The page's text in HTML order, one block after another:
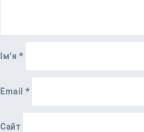
Ім'я *
Email *
Сайт